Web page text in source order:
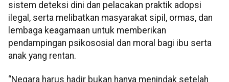
sistem deteksi dini dan pelacakan praktik adopsi
ilegal, serta melibatkan masyarakat sipil, ormas, dan
lembaga keagamaan untuk memberikan
pendampingan psikososial dan moral bagi ibu serta
anak yang rentan.
“Negara harus hadir bukan hanya menindak setelah